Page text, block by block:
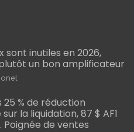
sont inutiles en 2026,
un bon amplificateur
% de réduction
la liquidation, 87 $ AF1
Poignée de ventes